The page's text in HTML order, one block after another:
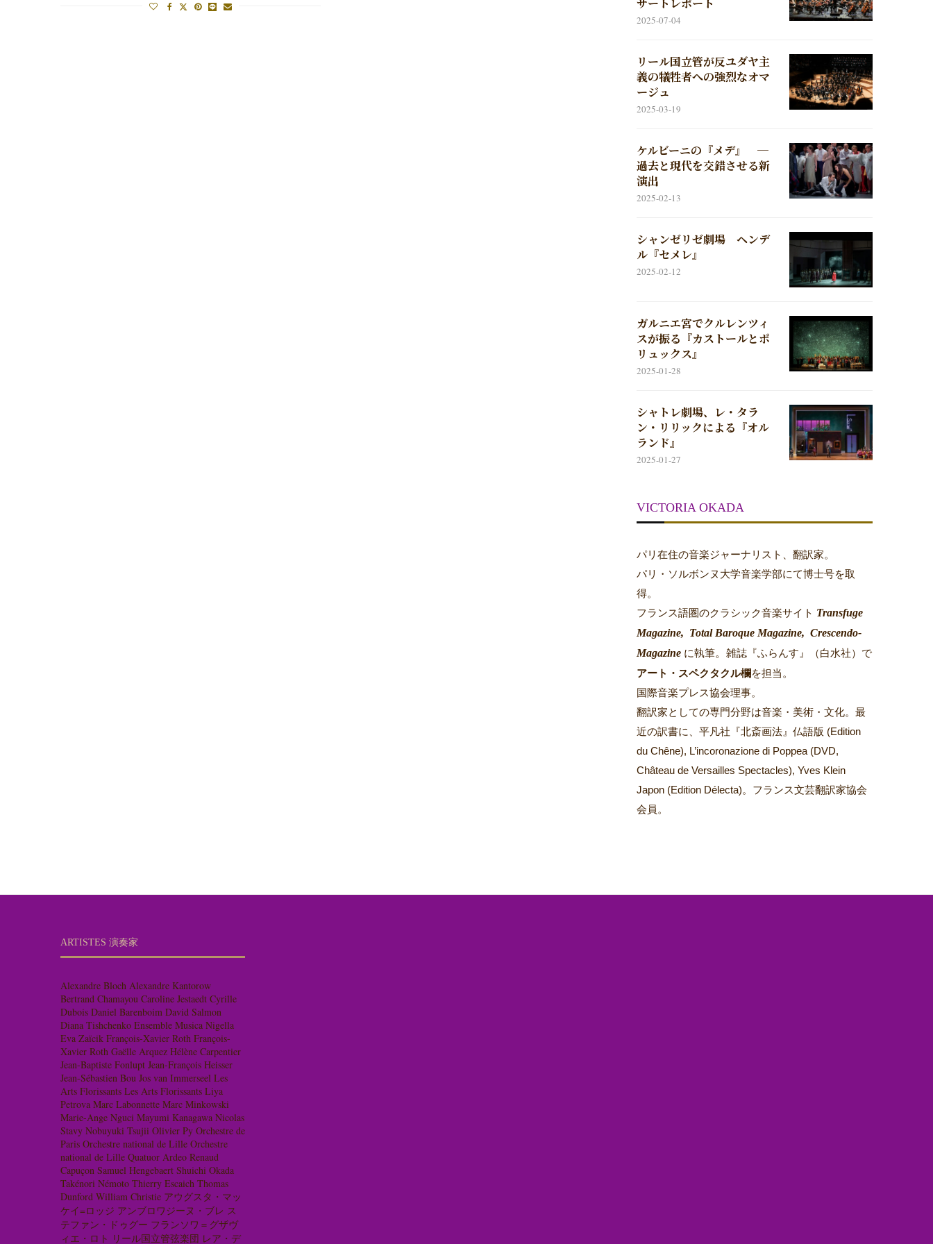
2025-07-04
リール国立管が反ユダヤ主
義の犠牲者への強烈なオマ
ージュ
2025-03-19
ケルビーニの『メデ』 ─
過去と現代を交錯させる新
演出
2025-02-13
シャンゼリゼ劇場 ヘンデ
ル『セメレ』
2025-02-12
ガルニエ宮でクルレンツィ
スが振る『カストールとポ
リュックス』
2025-01-28
シャトレ劇場、レ・タラ
ン・リリックによる『オル
ランド』
2025-01-27
VICTORIA OKADA
パリ在住の音楽ジャーナリスト、翻訳家。
パリ・ソルボンヌ大学音楽学部にて博士号を取
得。
フランス語圏のクラシック音楽サイト Transfuge
Magazine, Total Baroque Magazine, Crescendo-
Magazine に執筆。 雑誌『ふらんす』（白水社）で
アート・スペクタクル欄を担当。
国際音楽プレス協会理事。
翻訳家としての専門分野は音楽・美術・文化。最
近の訳書に、平凡社『北斎画法』仏語版 (Edition
du Chêne), L’incoronazione di Poppea (DVD,
Château de Versailles Spectacles), Yves Klein
Japon (Edition Délecta)。フランス文芸翻訳家協会
会員。
ARTISTES 演奏家
Alexandre Bloch Alexandre Kantorow
Bertrand Chamayou Caroline Jestaedt Cyrille
Dubois Daniel Barenboim David Salmon
Diana Tishchenko Ensemble Musica Nigella
Eva Zaïcik François-Xavier Roth François-
Xavier Roth Gaëlle Arquez Hélène Carpentier
Jean-Baptiste Fonlupt Jean-François Heisser
Jean-Sébastien Bou Jos van Immerseel Les
Arts Florissants Les Arts Florissants Liya
Petrova Marc Labonnette Marc Minkowski
Marie-Ange Nguci Mayumi Kanagawa Nicolas
Stavy Nobuyuki Tsujii Olivier Py Orchestre de
Paris Orchestre national de Lille Orchestre
national de Lille Quatuor Ardeo Renaud
Capuçon Samuel Hengebaert Shuichi Okada
Takénori Némoto Thierry Escaich Thomas
Dunford William Christie アウグスタ・マッ
ケイ=ロッジ アンブロワジーヌ・ブレ ス
テファン・ドゥグー フランソワ＝グザヴ
ィエ・ロト リール国立管弦楽団 レア・デ